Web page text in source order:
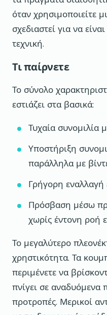
όταν χρησιμοποιείτε
σχεδιαστεί για να
τεχνική.
Τι παίρνετε
Το σύνολο
εστιάζει στα βασικά:
Τυχαία συνομιλία
Υποστήριξη
παράλληλα με
Γρήγορη
Πρόσβαση μέσω
χωρίς έντονη ροή
Το μεγαλύτερο
χρηστικότητα. Τα
περιμένετε να
πνίγει σε αναδυόμενα
προτροπές. Μερικοί